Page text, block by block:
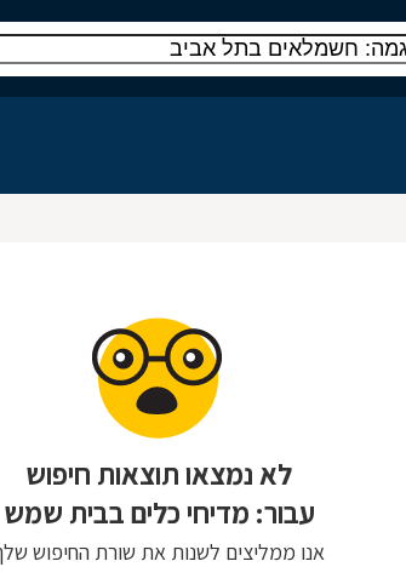
לא נמצאו תוצאות חיפוש
עבור: מדיחי כלים בבית שמש
אנו ממליצים לשנות את שורת החיפוש